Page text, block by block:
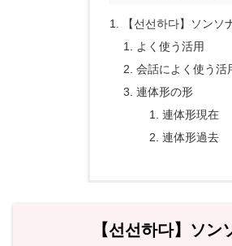
【선선하다】ソンソ
よく使う活用
会話によく使う活
連体形の形
連体形現在
連体形過去
【선선하다】ソン